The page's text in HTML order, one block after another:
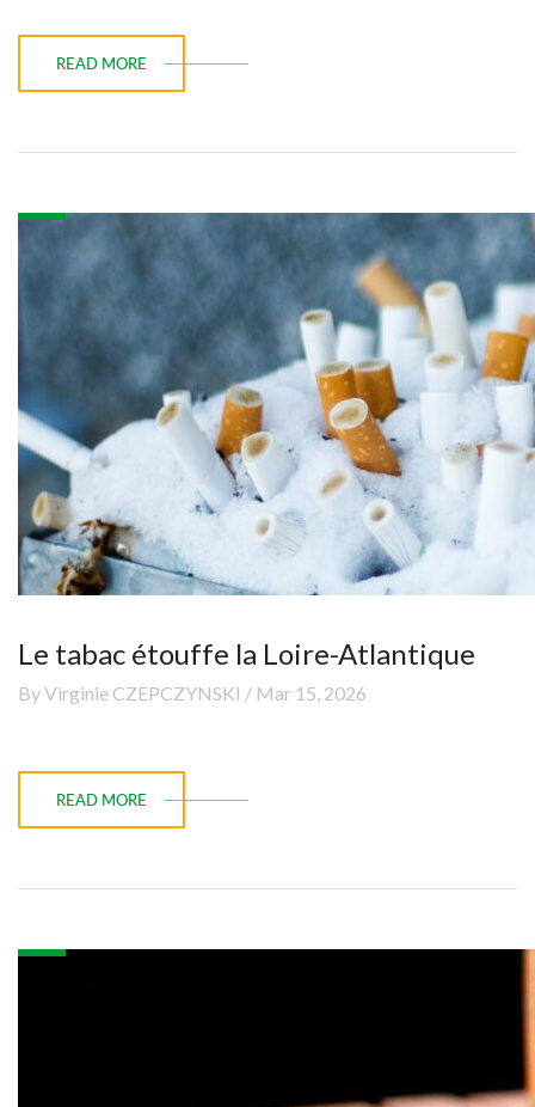
READ MORE
Le tabac étouffe la Loire-Atlantique
By Virginie CZEPCZYNSKI / Mar 15, 2026
READ MORE